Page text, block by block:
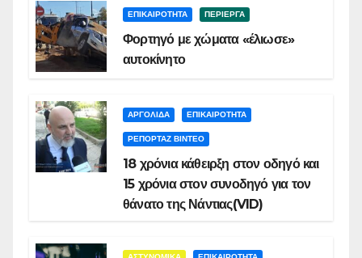
ΕΠΙΚΑΙΡΟΤΗΤΑ ΠΕΡΙΕΡΓΑ
Φορτηγό με χώματα «έλιωσε»
αυτοκίνητο
ΑΡΓΟΛΙΔΑ ΕΠΙΚΑΙΡΟΤΗΤΑ
ΡΕΠΟΡΤΑΖ ΒΙΝΤΕΟ
18 χρόνια κάθειρξη στον οδηγό και
15 χρόνια στον συνοδηγό για τον
θάνατο της Νάντιας(VID)